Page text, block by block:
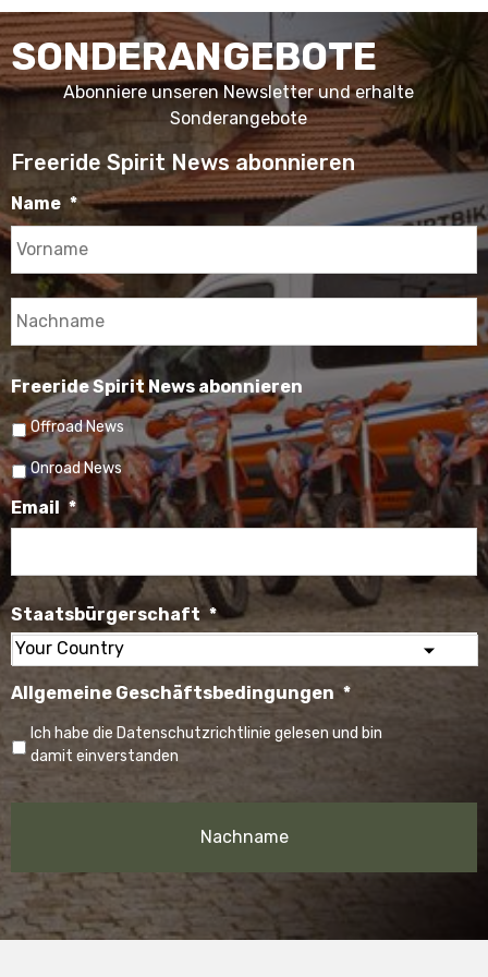
(Wird
in
neuem
Fenster
geöffnet)
(Wird
in
neuem
Fenster
geöffnet)
(Wird
neuem
Fenster
geöffnet)
(Wird
neuem
Fenster
geöffnet)
SONDERANGEBOTE
Abonniere unseren Newsletter und erhalte
Sonderangebote
Freeride Spirit News abonnieren
Name *
Freeride Spirit News abonnieren
Offroad News
Onroad News
Email *
Staatsbürgerschaft *
Select
your
Allgemeine Geschäftsbedingungen *
Ich habe die Datenschutzrichtlinie gelesen und bin
damit einverstanden